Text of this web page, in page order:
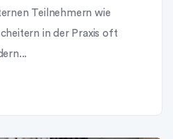
Teilnehmern wie
in der Praxis oft